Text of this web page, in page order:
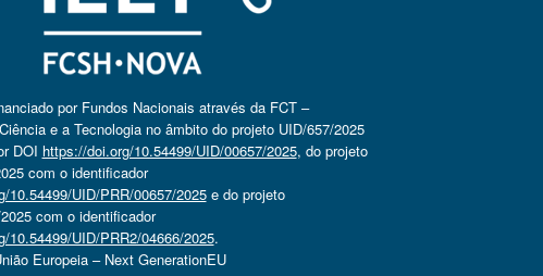
por Fundos Nacionais através da FCT –
e a Tecnologia no âmbito do projeto UID/657/2025
DOI https://doi.org/10.54499/UID/00657/2025, do projeto
com o identificador
10.54499/UID/PRR/00657/2025e do projeto
com o identificador
10.54499/UID/PRR2/04666/2025.
Europeia – Next GenerationEU